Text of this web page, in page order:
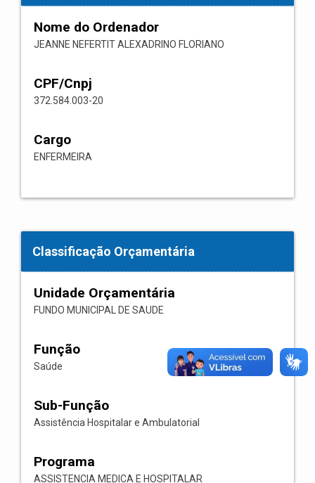
Nome do Ordenador
JEANNE NEFERTIT ALEXADRINO FLORIANO
CPF/Cnpj
372.584.003-20
Cargo
ENFERMEIRA
Classificação Orçamentária
Unidade Orçamentária
FUNDO MUNICIPAL DE SAUDE
Função
Saúde
Sub-Função
Assistência Hospitalar e Ambulatorial
Programa
ASSISTENCIA MEDICA E HOSPITALAR